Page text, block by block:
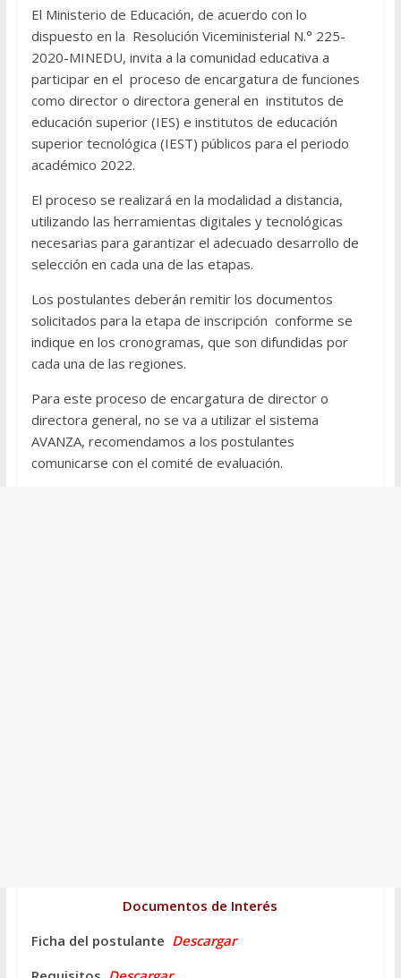
El Ministerio de Educación, de acuerdo con lo
dispuesto en la Resolución Viceministerial N.° 225-
2020-MINEDU, invita a la comunidad educativa a
participar en el proceso de encargatura de funciones
como director o directora general en institutos de
educación superior (IES) e institutos de educación
superior tecnológica (IEST) públicos para el periodo
académico 2022.
El proceso se realizará en la modalidad a distancia,
utilizando las herramientas digitales y tecnológicas
necesarias para garantizar el adecuado desarrollo de
selección en cada una de las etapas.
Los postulantes deberán remitir los documentos
solicitados para la etapa de inscripción conforme se
indique en los cronogramas, que son difundidas por
cada una de las regiones.
Para este proceso de encargatura de director o
directora general, no se va a utilizar el sistema
AVANZA, recomendamos a los postulantes
comunicarse con el comité de evaluación.
Documentos de Interés
Ficha del postulante Descargar